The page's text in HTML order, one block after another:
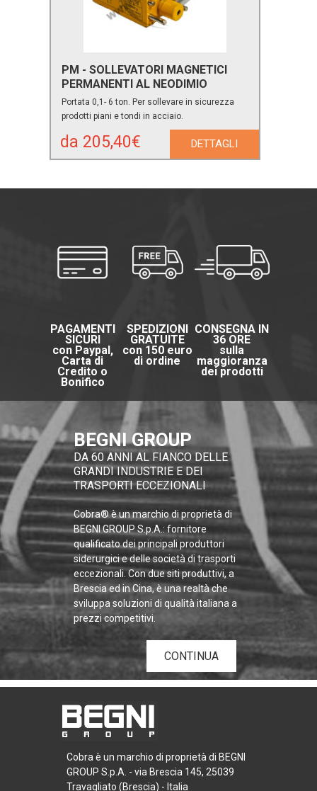
PM - SOLLEVATORI MAGNETICI
PERMANENTI AL NEODIMIO
Portata 0,1- 6 ton. Per sollevare in sicurezza
prodotti piani e tondi in acciaio.
da 205,40€ DETTAGLI
PAGAMENTI
SICURI
con Paypal,
Carta di
Credito o
Bonifico
SPEDIZIONI
GRATUITE
con 150 euro
di ordine
CONSEGNA IN
36 ORE
sulla
maggioranza
dei prodotti
BEGNI GROUP
DA 60 ANNI AL FIANCO DELLE
GRANDI INDUSTRIE E DEI
TRASPORTI ECCEZIONALI
Cobra® è un marchio di proprietà di
BEGNI GROUP S.p.A.: fornitore
qualificato dei principali produttori
siderurgici e delle società di trasporti
eccezionali. Con due siti produttivi, a
Brescia ed in Cina, è una realtà che
sviluppa soluzioni di qualità italiana a
prezzi competitivi.
CONTINUA
Cobra è un marchio di proprietà di BEGNI
GROUP S.p.A. - via Brescia 145, 25039
Travagliato (Brescia) - Italia